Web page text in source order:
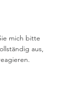
mich bitte
aus,